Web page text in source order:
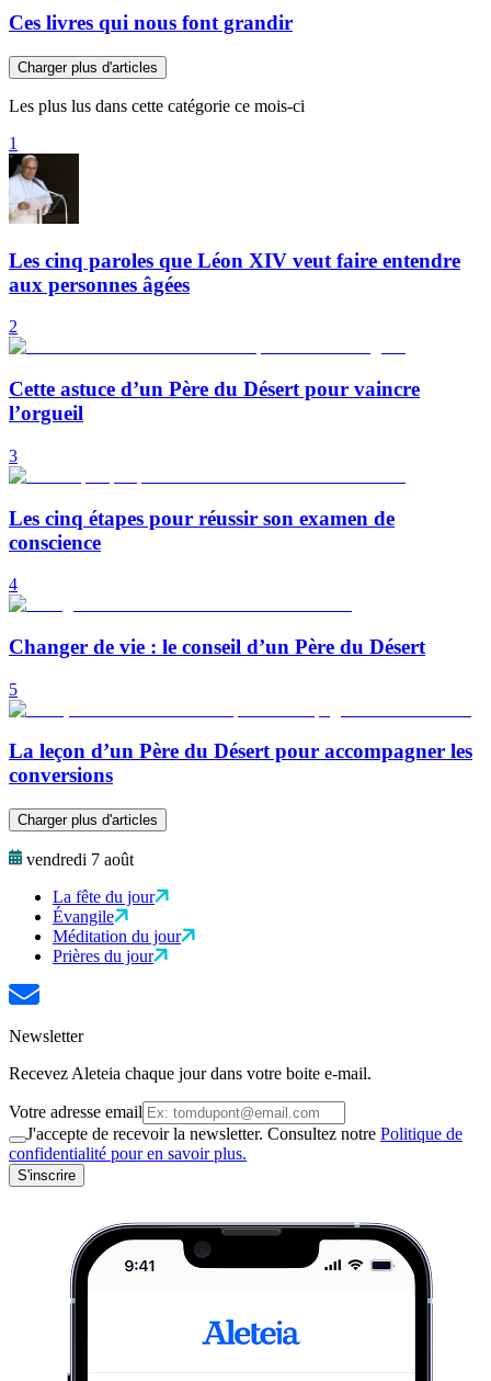
Ces livres qui nous font grandir
Charger plus d'articles
Les plus lus dans cette catégorie ce mois-ci
1
Les cinq paroles que Léon XIV veut faire entendre
aux personnes âgées
2
Cette astuce d’un Père du Désert pour vaincre
l’orgueil
3
Les cinq étapes pour réussir son examen de
conscience
4
Changer de vie : le conseil d’un Père du Désert
5
La leçon d’un Père du Désert pour accompagner les
conversions
Charger plus d'articles
vendredi 7 août
La fête du jour
Évangile
Méditation du jour
Prières du jour
Newsletter
Recevez Aleteia chaque jour dans votre boite e-mail.
Votre adresse email
J'accepte de recevoir la newsletter. Consultez notre Politique de
confidentialité pour en savoir plus.
S'inscrire